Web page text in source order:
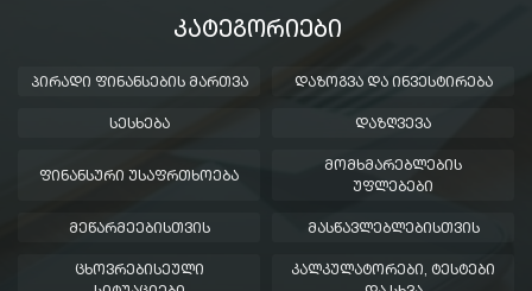
ᲙᲐᲢᲔᲒᲝᲠᲘᲔᲑᲘ
ᲞᲘᲠᲐᲓᲘ ᲤᲘᲜᲐᲜᲡᲔᲑᲘᲡ ᲛᲐᲠᲗᲕᲐ ᲓᲐᲖᲝᲒᲕᲐ ᲓᲐ ᲘᲜᲕᲔᲡᲢᲘᲠᲔᲑᲐ
ᲡᲔᲡᲮᲔᲑᲐ ᲓᲐᲖᲦᲕᲔᲕᲐ
ᲤᲘᲜᲐᲜᲡᲣᲠᲘ ᲣᲡᲐᲤᲠᲗᲮᲝᲔᲑᲐ
ᲛᲝᲛᲮᲛᲐᲠᲔᲑᲚᲔᲑᲘᲡ
ᲣᲤᲚᲔᲑᲔᲑᲘ
ᲛᲔᲬᲐᲠᲛᲔᲔᲑᲘᲡᲗᲕᲘᲡ ᲛᲐᲡᲬᲐᲕᲚᲔᲑᲚᲔᲑᲘᲡᲗᲕᲘᲡ
ᲪᲮᲝᲕᲠᲔᲑᲘᲡᲔᲣᲚᲘ
ᲙᲐᲚᲙᲣᲚᲐᲢᲝᲠᲔᲑᲘ, ᲢᲔᲡᲢᲔᲑᲘ